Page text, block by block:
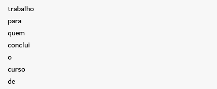
trabalho
para
quem
conclui
o
curso
de